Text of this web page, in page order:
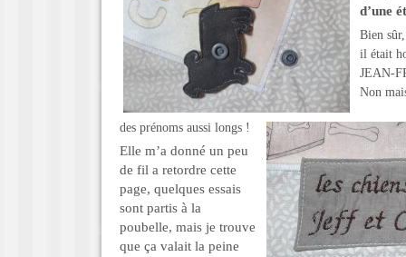
d’une
Bien
il était
JEAN-
Non
des prénoms aussi longs !
Elle m’a donné un peu
de fil a retordre cette
page, quelques essais
sont partis à la
poubelle, mais je trouve
que ça valait la peine